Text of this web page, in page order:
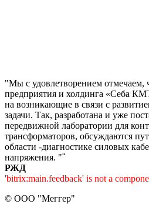
"Мы с удовлетворением отмечаем,
предприятия и холдинга «Себа
на возникающие в связи с
задачи. Так, разработана и уже
передвижной лаборатории для
трансформаторов, обсуждаются
области -диагностике силовых
напряжения. ""
РЖД
'bitrix:main.feedback' is not a
© ООО "Меггер"